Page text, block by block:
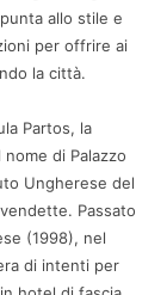
allo stile e
per offrire ai
la città.
Partos, la
di Palazzo
Ungherese del
Passato
(1998), nel
di intenti per